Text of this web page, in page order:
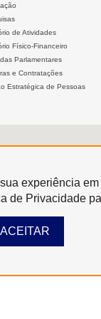
de Atividades
Físico-Financeiro
Parlamentares
e Contratações
Estratégica de Pessoas
experiência
de Privacidade
ACEITAR